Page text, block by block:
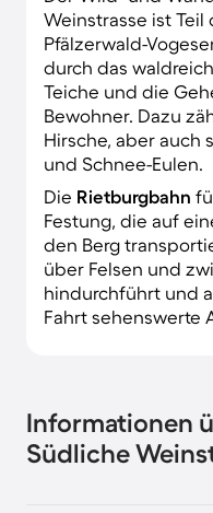
Weinstrasse ist Teil
Pfälzerwald-
durch das
Teiche und die
Bewohner. Dazu
Hirsche, aber auch
und Schnee-Eulen.
Die Rietburgbahn
Festung, die auf
den Berg
über Felsen und
hindurchführt und
Fahrt sehenswerte
Informationen
Südliche